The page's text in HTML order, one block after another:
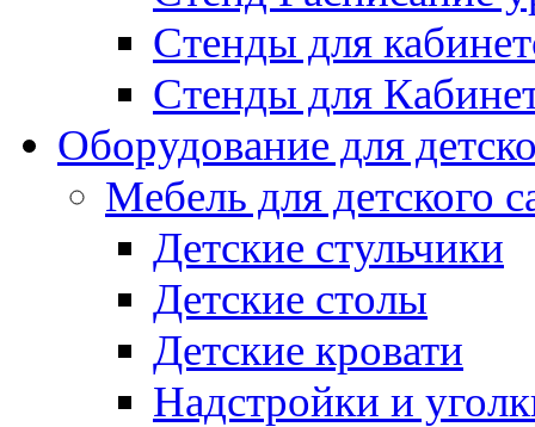
Стенды для
Стенды для
Оборудование для
Мебель для детского
Детские стульчики
Детские столы
Детские кровати
Надстройки и